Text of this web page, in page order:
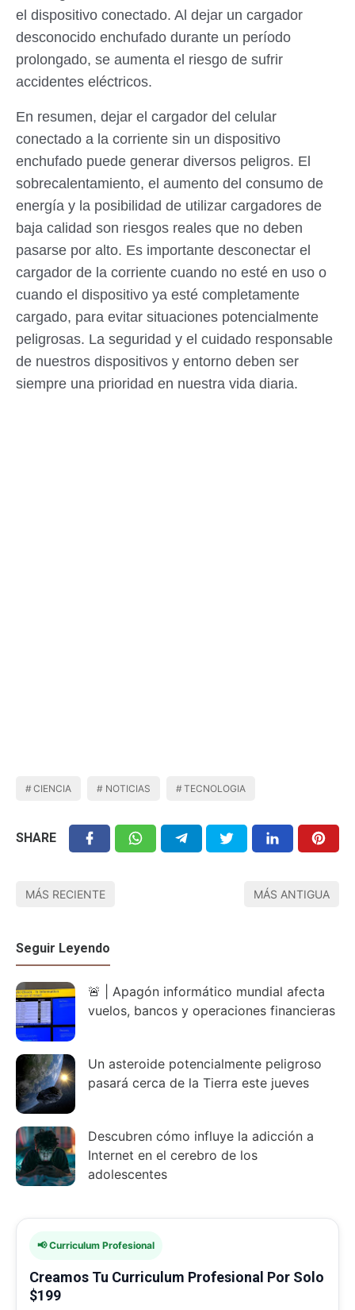
el dispositivo conectado. Al dejar un cargador
desconocido enchufado durante un período
prolongado, se aumenta el riesgo de sufrir
accidentes eléctricos.
En resumen, dejar el cargador del celular
conectado a la corriente sin un dispositivo
enchufado puede generar diversos peligros. El
sobrecalentamiento, el aumento del consumo de
energía y la posibilidad de utilizar cargadores de
baja calidad son riesgos reales que no deben
pasarse por alto. Es importante desconectar el
cargador de la corriente cuando no esté en uso o
cuando el dispositivo ya esté completamente
cargado, para evitar situaciones potencialmente
peligrosas. La seguridad y el cuidado responsable
de nuestros dispositivos y entorno deben ser
siempre una prioridad en nuestra vida diaria.
CIENCIA NOTICIAS TECNOLOGIA
SHARE
MÁS RECIENTE MÁS ANTIGUA
Seguir Leyendo
🚨 | Apagón informático mundial afecta
vuelos, bancos y operaciones financieras
Un asteroide potencialmente peligroso
pasará cerca de la Tierra este jueves
Descubren cómo influye la adicción a
Internet en el cerebro de los
adolescentes
📢 Curriculum Profesional
Creamos Tu Curriculum Profesional Por Solo
$199